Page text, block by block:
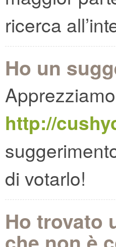
ricerca
Ho un
http://
di votarlo!
Ho trovato